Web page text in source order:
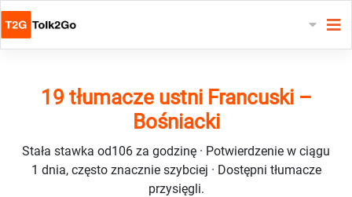
19 tłumacze ustni Francuski –
Bośniacki
Stała stawka od106 za godzinę · Potwierdzenie w ciągu
1 dnia, często znacznie szybciej · Dostępni tłumacze
przysięgli.